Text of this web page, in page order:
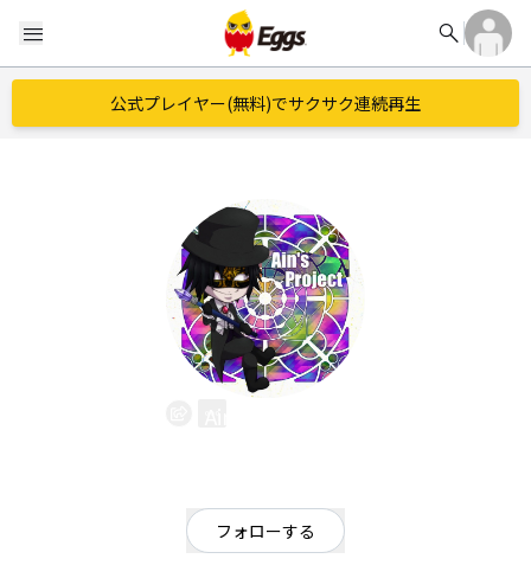
menu search
公式プレイヤー(無料)でサクサク連続再生
フォローする